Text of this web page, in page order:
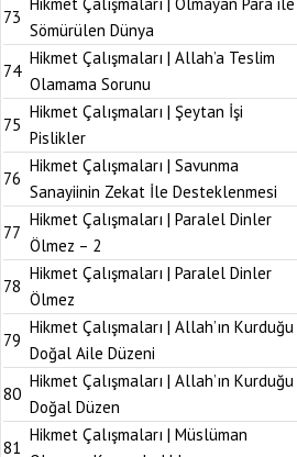
73
Sömürülen Dünya
74
Hikmet Çalışmaları | Allah’a Teslim
Olamama Sorunu
75
Hikmet Çalışmaları | Şeytan İşi
Pislikler
76
Hikmet Çalışmaları | Savunma
Sanayiinin Zekat İle Desteklenmesi
77
Hikmet Çalışmaları | Paralel Dinler
Ölmez – 2
78
Hikmet Çalışmaları | Paralel Dinler
Ölmez
79
Hikmet Çalışmaları | Allah’ın Kurduğu
Doğal Aile Düzeni
80
Hikmet Çalışmaları | Allah’ın Kurduğu
Doğal Düzen
81
Hikmet Çalışmaları | Müslüman